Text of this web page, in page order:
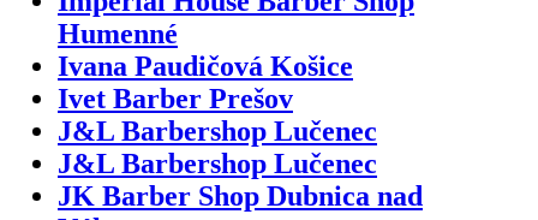
Humenné
Ivana Paudičová Košice
Ivet Barber Prešov
J&L Barbershop Lučenec
J&L Barbershop Lučenec
JK Barber Shop Dubnica nad